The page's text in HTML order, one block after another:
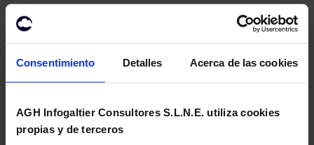
Consentimiento Detalles Acerca de las cookies
AGH Infogaltier Consultores S.L.N.E. utiliza cookies
propias y de terceros
Seguridad de
infraestructuras TI
servicios e información por parte de las
empresas a través de Internet y las nuevas